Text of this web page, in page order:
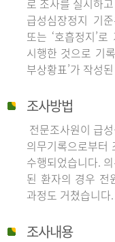
로 조사를 실시하
급성심장정지 기
또는 ‘호흡정지’
시행한 것으로 기
부상황표’가 작성
조사방법
전문조사원이 급
의무기록으로부터
수행되었습니다.
된 환자의 경우 전
과정도 거쳤습니다.
조사내용